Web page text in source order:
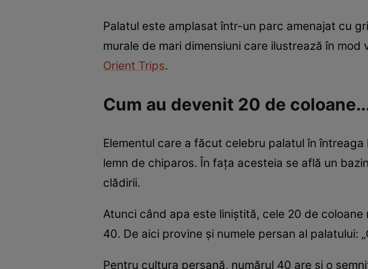
Palatul este amplasat într-un parc amenajat cu
murale de mari dimensiuni care ilustrează în
Orient Trips.
Cum au devenit 20 de
Elementul care a făcut celebru palatul în
lemn de chiparos. În fața acesteia se află un
clădirii.
Atunci când apa este liniștită, cele 20 de
40. De aici provine și numele persan al palatului:
Pentru cultura persană, numărul 40 are și o